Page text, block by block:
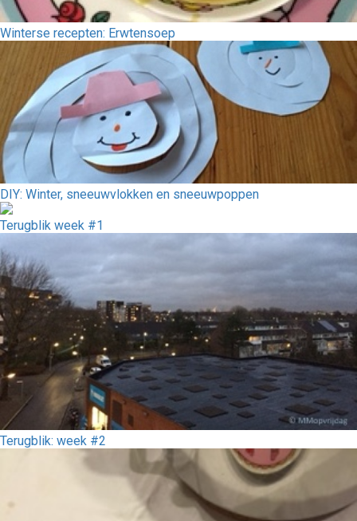
Winterse recepten: Erwtensoep
DIY: Winter, sneeuwvlokken en sneeuwpoppen
Terugblik week #1
Terugblik: week #2